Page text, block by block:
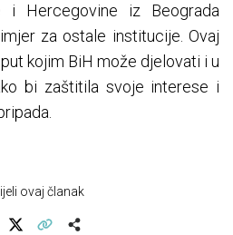
i Hercegovine iz Beograda
za ostale institucije. Ovaj
kojim BiH može djelovati i u
bi zaštitila svoje interese i
ovaj članak